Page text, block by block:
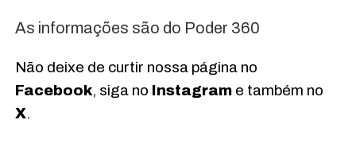
As informações são do Poder 360
Não deixe de curtir nossa página no
Facebook, siga no Instagrame também no
X.